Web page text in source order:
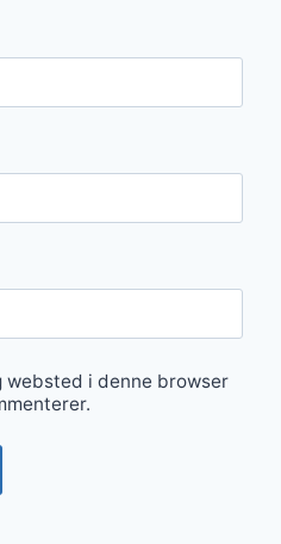
websted i denne browser